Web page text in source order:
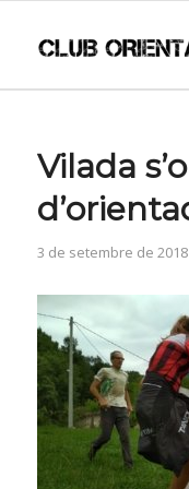
Vilada
3 de setembre de 2018